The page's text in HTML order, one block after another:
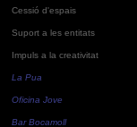
Cessió d'espais
Suport a les entitats
Impuls a la creativitat
La Pua
Oficina Jove
Bar Bocamoll